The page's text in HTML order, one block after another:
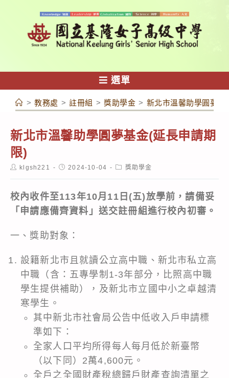
容
選單
> 教務處 > 註冊組 > 獎助學金 > 新北市溫馨助學圓夢基
新北市溫馨助學圓夢基金(延長申請期
限)
Postklgsh221
Post2024-10-04
Post獎助學金
校內收件至113年10月11日(五)放學前，請備妥
「申請應備齊資料」送交註冊組進行校內初審。
一、獎助對象：
設籍新北市且就讀公立高中職、新北市私立高
中職（含：五專學制1-3年部分，比照高中職
學生提供補助），及新北市立國中小之卓越清
寒學生。
其中新北市社會局公告中低收入戶申請標
準如下：
全家人口平均所得每人每月低於新臺幣
（以下同）2萬4,600元。
全戶之全國財產稅總歸戶財產查詢清單之